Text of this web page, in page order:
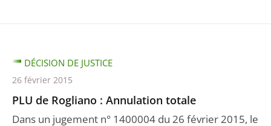
PLU de Rogliano : Annulation totale
Dans un jugement n° 1400004 du 26 février 2015, le
DÉCISION DE JUSTICE
26 février 2015